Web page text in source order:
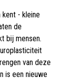
- kleine
de
bij mensen.
van deze
is een nieuwe